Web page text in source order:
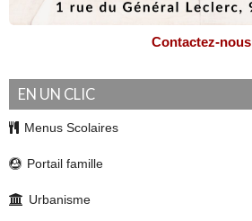
Contactez-nous
EN UN CLIC
Menus Scolaires
Portail famille
Urbanisme